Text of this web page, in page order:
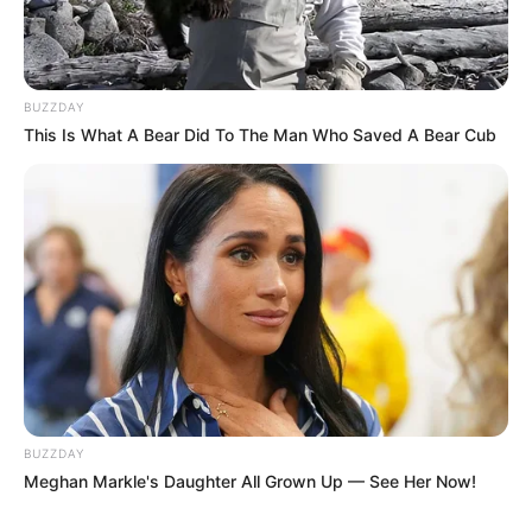
BUZZDAY
This Is What A Bear Did To The Man Who Saved A Bear Cub
BUZZDAY
Meghan Markle's Daughter All Grown Up — See Her Now!